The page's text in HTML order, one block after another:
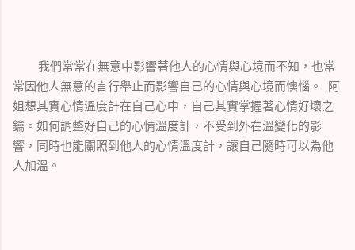
我們常常在無意中影響著他人的心情與心境而不知，也常
常因他人無意的言行舉止而影響自己的心情與心境而懊惱。 阿
姐想其實心情溫度計在自己心中，自己其實掌握著心情好壞之
鑰。如何調整好自己的心情溫度計，不受到外在溫變化的影
響，同時也能關照到他人的心情溫度計，讓自己隨時可以為他
人加溫。